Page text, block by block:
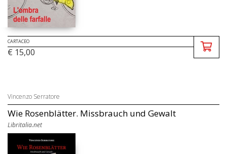
CARTACEO
€ 15,00
Vincenzo Serratore
Wie Rosenblätter. Missbrauch und Gewalt
Libritalia.net